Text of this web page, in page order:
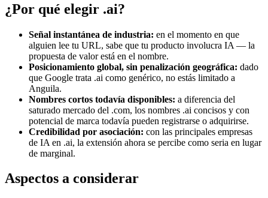
¿Por qué elegir .ai?
Señal instantánea de industria: en el momento en que
alguien lee tu URL, sabe que tu producto involucra IA — la
propuesta de valor está en el nombre.
Posicionamiento global, sin penalización geográfica: dado
que Google trata .ai como genérico, no estás limitado a
Anguila.
Nombres cortos todavía disponibles: a diferencia del
saturado mercado del .com, los nombres .ai concisos y con
potencial de marca todavía pueden registrarse o adquirirse.
Credibilidad por asociación: con las principales empresas
de IA en .ai, la extensión ahora se percibe como seria en lugar
de marginal.
Aspectos a considerar